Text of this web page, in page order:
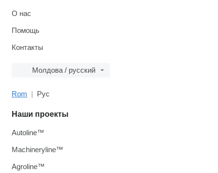
О нас
Помощь
Контакты
Молдова / русский
Rom Рус
Наши проекты
Autoline™
Machineryline™
Agroline™